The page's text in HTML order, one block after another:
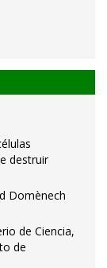
destruir
Domènech
de Ciencia,
de